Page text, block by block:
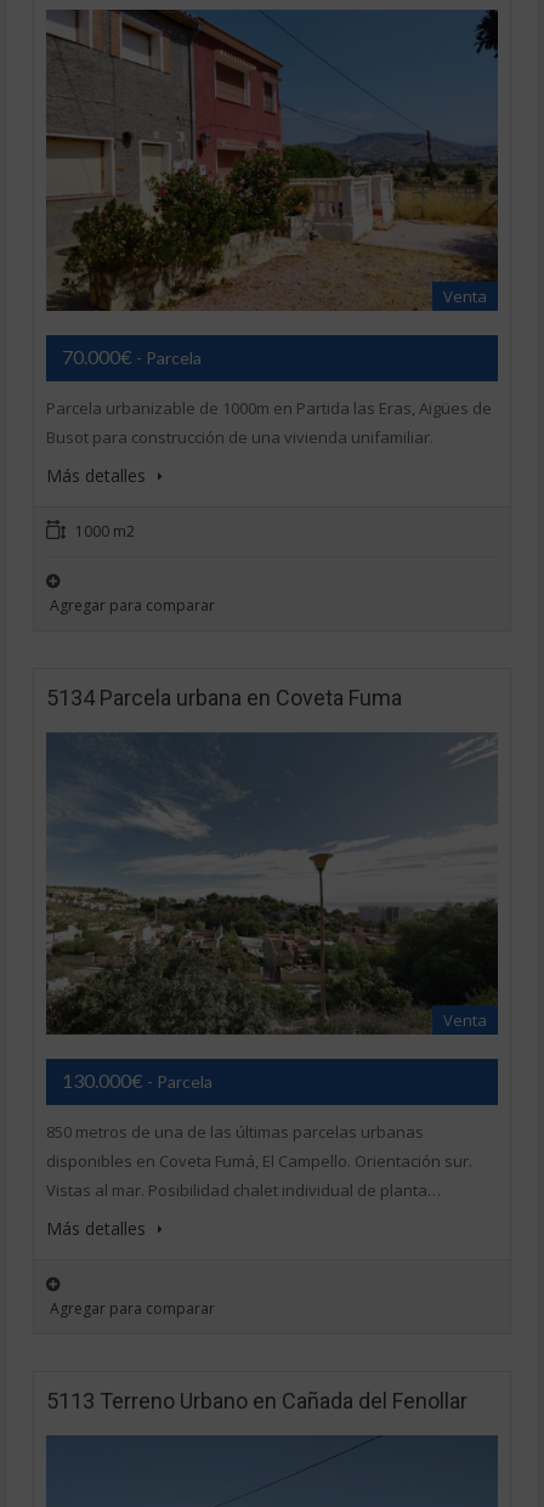
Venta
70.000€ - Parcela
Parcela urbanizable de 1000m en Partida las Eras, Aigües de
Busot para construcción de una vivienda unifamiliar.
Más detalles
1000 m2
Agregar para comparar
5134 Parcela urbana en Coveta Fuma
Venta
130.000€ - Parcela
850 metros de una de las últimas parcelas urbanas
disponibles en Coveta Fumá, El Campello. Orientación sur.
Vistas al mar. Posibilidad chalet individual de planta…
Más detalles
Agregar para comparar
5113 Terreno Urbano en Cañada del Fenollar